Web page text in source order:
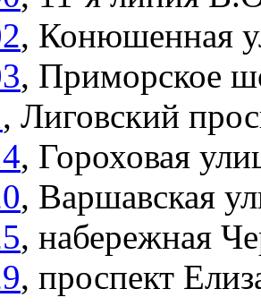
, Конюшенная
, Приморское
, Лиговский
, Гороховая
, Варшавская
, набережная
, проспект